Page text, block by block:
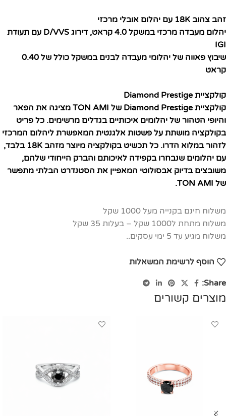
זהב צהוב 18K עם יהלום אובלי מרכזי
יהלום מעבדה מרכזי במשקל 4.0 קראט, דירוג D/VVS עם תעודת
IGI
שיבוץ פאווה של יהלומי מעבדה לבנים במשקל כולל של 0.40
קראט
קולקציית Diamond Prestige
קולקציית Diamond Prestige של TON AMI מציגה את הפאר
והיופי הטהור של יהלומים איכותיים בגדלים מרשימים. כל פריט
בקולקציה מושתת על פשטות אלגנטית המאפשרת ליהלום המרכזי
לזהור במלוא הדרו. כל תכשיט בקולקציה מיוצר מזהב 18K בלבד,
עם יהלומים שנבחרו בקפידה לאיכותם והברק הייחודי שלהם,
משובצים בדיוק אבסולוטי המאפיין את הסטנדרט הבלתי מתפשר
של TON AMI.
משלוח חינם בקנייה מעל 1000 שקל
משלוח מתחת ל1000 שקל – בעלות 35 שקל
משלוח מגיע עד 5 ימי עסקים..
הוסף לרשימת המשאלות
Share:
מוצרים קשורים